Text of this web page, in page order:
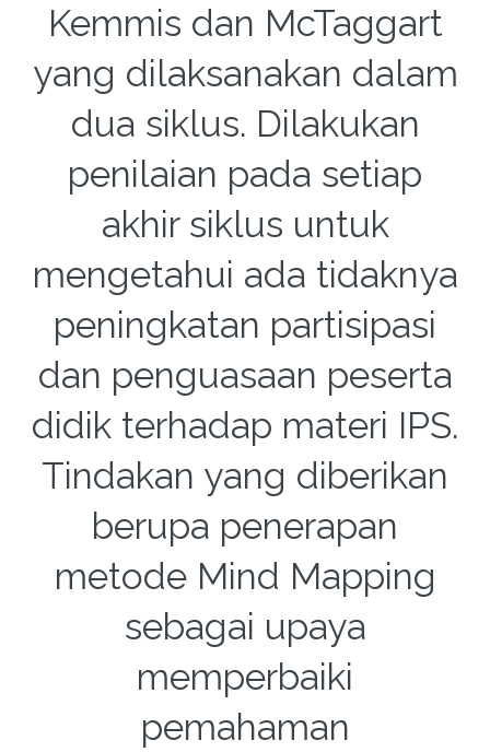
Kemmis dan McTaggart
yang dilaksanakan dalam
dua siklus. Dilakukan
penilaian pada setiap
akhir siklus untuk
mengetahui ada tidaknya
peningkatan partisipasi
dan penguasaan peserta
didik terhadap materi IPS.
Tindakan yang diberikan
berupa penerapan
metode Mind Mapping
sebagai upaya
memperbaiki
pemahaman